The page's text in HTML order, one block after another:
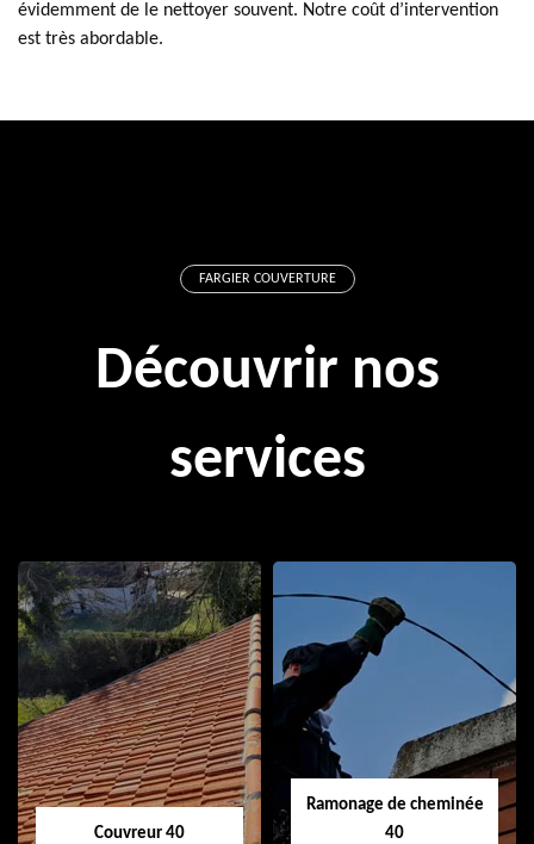
évidemment de le nettoyer souvent. Notre coût d’intervention
est très abordable.
FARGIER COUVERTURE
Découvrir nos
services
Couvreur 40
Ramonage de cheminée
40